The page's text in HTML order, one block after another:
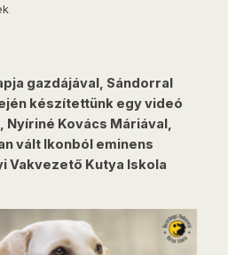
gazdájával, Sándorral
készítettünk egy videó
Kovács Máriával,
vált Ikonból eminens
Vakvezető Kutya Iskola